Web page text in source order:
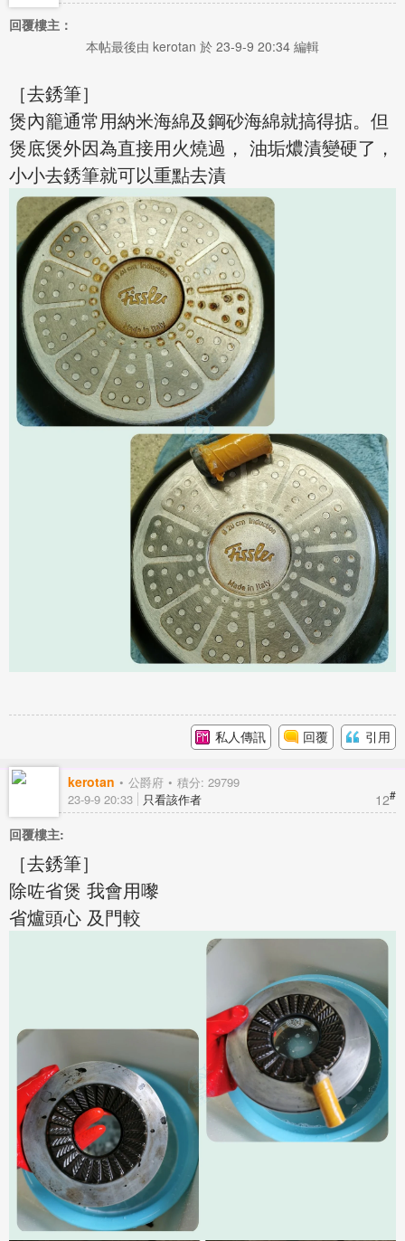
回覆樓主：
本帖最後由 kerotan 於 23-9-9 20:34 編輯
［去銹筆］
煲內籠通常用納米海綿及鋼砂海綿就搞得掂。但
煲底煲外因為直接用火燒過， 油垢燶漬變硬了，
小小去銹筆就可以重點去漬
私人傳訊 回覆 引用
kerotan 公爵府 積分: 29799
12#
23-9-9 20:33 只看該作者
回覆樓主:
［去銹筆］
除咗省煲 我會用嚟
省爐頭心 及門較